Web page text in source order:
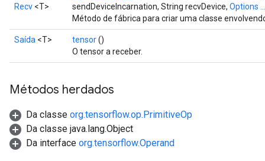
Recv <T>
sendDeviceIncarnation, String recvDevice, Options ...
Método de fábrica para criar uma classe
Saída <T> tensor()
O tensor a receber.
Métodos herdados
Da classe org.tensorflow.op.PrimitiveOp
Da classe java.lang.Object
Da interface org.tensorflow.Operand